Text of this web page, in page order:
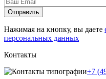
Нажимая на кнопку, вы даете
персональных данных
Контакты
+7